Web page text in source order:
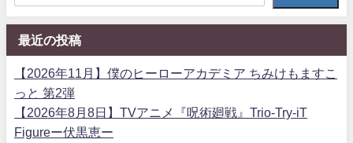
最近の投稿
【2026年11月】僕のヒーローアカデミア ちみけもますこ
っと 第2弾
【2026年8月8日】TVアニメ『呪術廻戦』Trio-Try-iT
Figureー伏黒恵ー